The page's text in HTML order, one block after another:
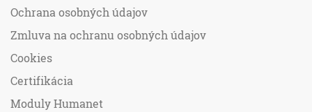
Ochrana osobných údajov
Zmluva na ochranu osobných údajov
Cookies
Certifikácia
Moduly Humanet